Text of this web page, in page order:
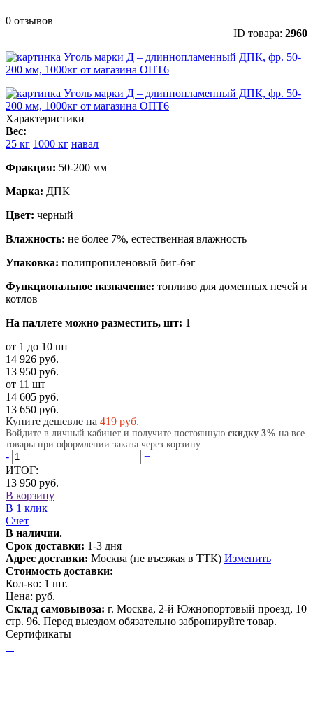
0 отзывов
ID товара: 2960
Характеристики
Вес:
25 кг 1000 кг навал
Фракция: 50-200 мм
Марка: ДПК
Цвет: черный
Влажность: не более 7%, естественная влажность
Упаковка: полипропиленовый биг-бэг
Функциональное назначение: топливо для доменных печей и
котлов
На паллете можно разместить, шт: 1
от 1 до 10 шт
14 926 руб.
13 950 руб.
от 11 шт
14 605 руб.
13 650 руб.
Купите дешевле на 419 руб.
Войдите в личный кабинет и получите постоянную скидку 3% на все
товары при оформлении заказа через корзину.
-
+
ИТОГ:
13 950 руб.
В корзину
В 1 клик
Счет
В наличии.
Срок доставки: 1-3 дня
Адрес доставки: Москва (не въезжая в ТТК) Изменить
Стоимость доставки:
Кол-во: 1 шт.
Цена: руб.
Склад самовывоза: г. Москва, 2-й Южнопортовый проезд, 10
стр. 96. Перед выездом обязательно забронируйте товар.
Сертификаты